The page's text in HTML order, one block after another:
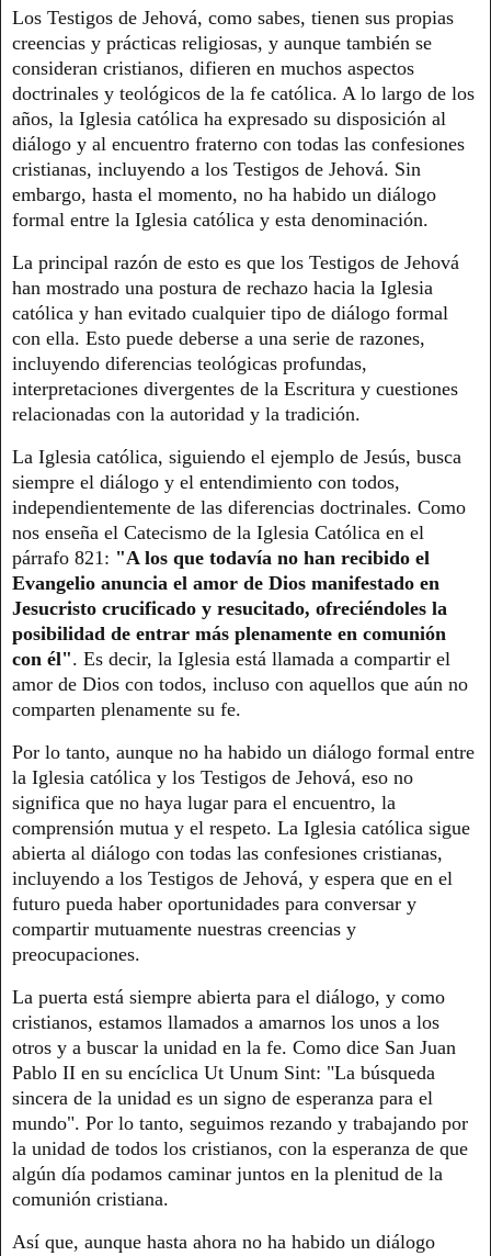
Los Testigos de Jehová, como sabes, tienen sus propias
creencias y prácticas religiosas, y aunque también se
consideran cristianos, difieren en muchos aspectos
doctrinales y teológicos de la fe católica. A lo largo de los
años, la Iglesia católica ha expresado su disposición al
diálogo y al encuentro fraterno con todas las confesiones
cristianas, incluyendo a los Testigos de Jehová. Sin
embargo, hasta el momento, no ha habido un diálogo
formal entre la Iglesia católica y esta denominación.
La principal razón de esto es que los Testigos de Jehová
han mostrado una postura de rechazo hacia la Iglesia
católica y han evitado cualquier tipo de diálogo formal
con ella. Esto puede deberse a una serie de razones,
incluyendo diferencias teológicas profundas,
interpretaciones divergentes de la Escritura y cuestiones
relacionadas con la autoridad y la tradición.
La Iglesia católica, siguiendo el ejemplo de Jesús, busca
siempre el diálogo y el entendimiento con todos,
independientemente de las diferencias doctrinales. Como
nos enseña el Catecismo de la Iglesia Católica en el
párrafo 821: "A los que todavía no han recibido el
Evangelio anuncia el amor de Dios manifestado en
Jesucristo crucificado y resucitado, ofreciéndoles la
posibilidad de entrar más plenamente en comunión
con él". Es decir, la Iglesia está llamada a compartir el
amor de Dios con todos, incluso con aquellos que aún no
comparten plenamente su fe.
Por lo tanto, aunque no ha habido un diálogo formal entre
la Iglesia católica y los Testigos de Jehová, eso no
significa que no haya lugar para el encuentro, la
comprensión mutua y el respeto. La Iglesia católica sigue
abierta al diálogo con todas las confesiones cristianas,
incluyendo a los Testigos de Jehová, y espera que en el
futuro pueda haber oportunidades para conversar y
compartir mutuamente nuestras creencias y
preocupaciones.
La puerta está siempre abierta para el diálogo, y como
cristianos, estamos llamados a amarnos los unos a los
otros y a buscar la unidad en la fe. Como dice San Juan
Pablo II en su encíclica Ut Unum Sint: "La búsqueda
sincera de la unidad es un signo de esperanza para el
mundo". Por lo tanto, seguimos rezando y trabajando por
la unidad de todos los cristianos, con la esperanza de que
algún día podamos caminar juntos en la plenitud de la
comunión cristiana.
Así que, aunque hasta ahora no ha habido un diálogo